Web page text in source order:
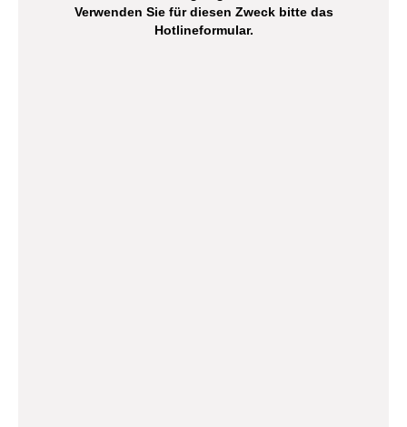
Verwenden Sie für diesen Zweck bitte das
Hotlineformular.